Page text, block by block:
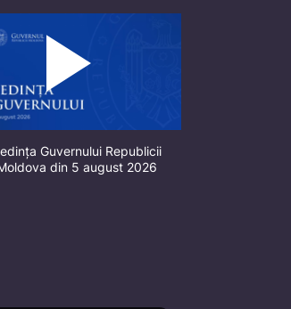
Guvernului Republicii
din 5 august 2026